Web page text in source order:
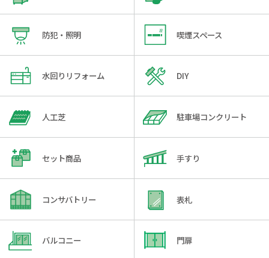
防犯・照明 喫煙スペース
水回りリフォーム DIY
人工芝 駐車場コンクリート
セット商品 手すり
コンサバトリー 表札
バルコニー 門扉